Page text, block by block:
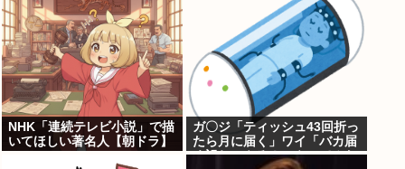
NHK「連続テレビ小説」で描
いてほしい著名人【朝ドラ】
ガ〇ジ「ティッシュ43回折っ
たら月に届く」ワイ「バカ届
く訳ねーやろ！ｗやってみた